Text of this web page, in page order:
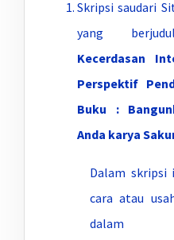
Skripsi saudari
yang
Kecerdasan
Perspektif
Buku :
Anda karya
Dalam
cara atau
dalam